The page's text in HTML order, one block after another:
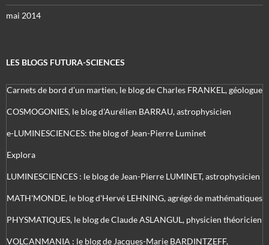
mai 2014
LES BLOGS FUTURA-SCIENCES
Carnets de bord d’un martien, le blog de Charles FRANKEL, géologue
COSMOGONIES, le blog d'Aurélien BARRAU, astrophysicien
e-LUMINESCIENCES: the blog of Jean-Pierre Luminet
Explora
LUMINESCIENCES : le blog de Jean-Pierre LUMINET, astrophysicien
MATH'MONDE, le blog d'Hervé LEHNING, agrégé de mathématiques
PHYSMATIQUES, le blog de Claude ASLANGUL, physicien théoricien
VOLCANMANIA : le blog de Jacques-Marie BARDINTZEFF,